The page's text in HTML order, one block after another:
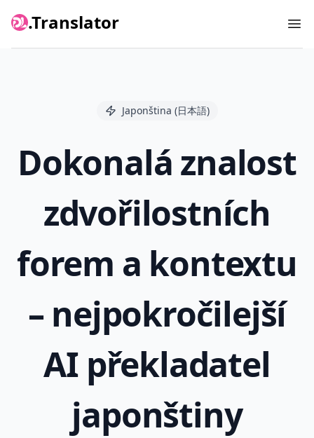
.Translator
Japonština (日本語)
Dokonalá znalost
zdvořilostních
forem a kontextu
– nejpokročilejší
AI překladatel
japonštiny